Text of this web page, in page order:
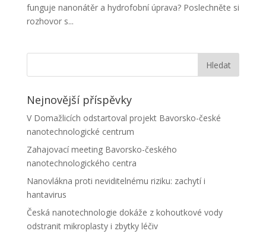
funguje nanonátěr a hydrofobní úprava? Poslechněte si
rozhovor s...
Nejnovější příspěvky
V Domažlicích odstartoval projekt Bavorsko-české
nanotechnologické centrum
Zahajovací meeting Bavorsko-českého
nanotechnologického centra
Nanovlákna proti neviditelnému riziku: zachytí i
hantavirus
Česká nanotechnologie dokáže z kohoutkové vody
odstranit mikroplasty i zbytky léčiv